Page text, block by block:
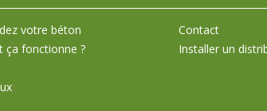
votre béton
ça fonctionne ?
Contact
Installer un